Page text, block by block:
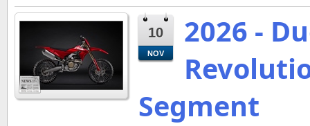
10
NOV
2026 -
Segment